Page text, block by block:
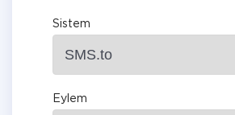
Sistem
Eylem